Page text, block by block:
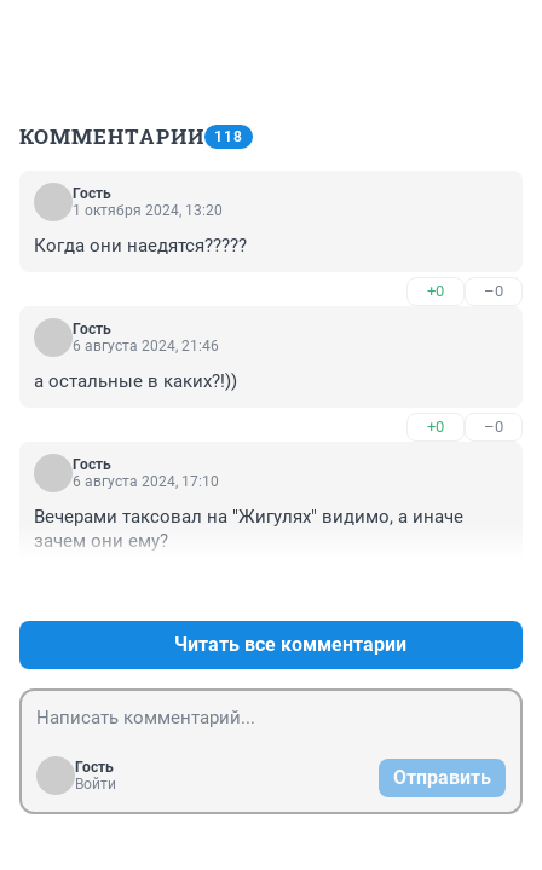
КОММЕНТАРИИ 118
Гость
1 октября 2024, 13:20
Когда они наедятся?????
+0 –0
Гость
6 августа 2024, 21:46
а остальные в каких?!))
+0 –0
Гость
6 августа 2024, 17:10
Вечерами таксовал на "Жигулях" видимо, а иначе
зачем они ему?
Читать все комментарии
Гость
Войти
Отправить